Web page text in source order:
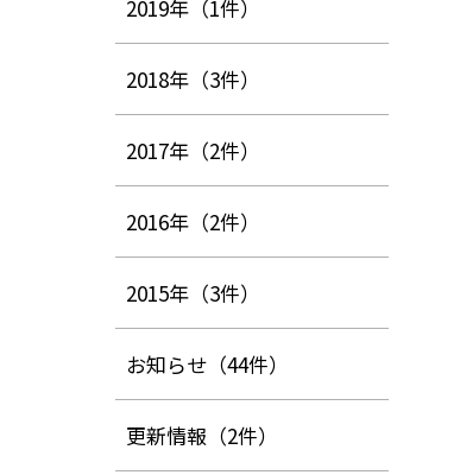
2019年（1件）
2018年（3件）
2017年（2件）
2016年（2件）
2015年（3件）
お知らせ（44件）
更新情報 （2件）